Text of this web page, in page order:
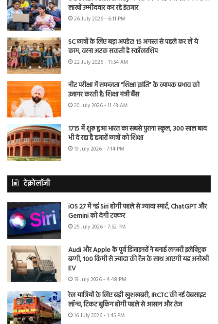
लाखों उम्मीदवार कर रहे इंतजार
26 July 2026 - 6:11 PM
SC छात्रों के लिए बड़ा अपडेट! 15 अगस्त से पहले कर लें ये
काम, वरना अटक सकती है स्कॉलरशिप
22 July 2026 - 11:54 AM
नीट परीक्षा में सफलता “शिक्षा क्रांति” के व्यापक प्रभाव को
उजागर करती है: शिक्षा मंत्री बैंस
20 July 2026 - 11:43 AM
1715 में शुरू हुआ भारत का सबसे पुराना स्कूल, 300 साल बाद
भी दे रहा है हजारों छात्रों को शिक्षा
19 July 2026 - 7:14 PM
टेक्नोलॉजी
iOS 27 में नई Siri होगी पहले से ज्यादा स्मार्ट, ChatGPT और
Gemini को देगी टक्कर
25 July 2026 - 7:52 PM
Audi और Apple के पूर्व डिजाइनरों ने बनाई लग्जरी इलेक्ट्रिक
बग्गी, 100 किमी से ज्यादा की रेंज के साथ आएगी यह अनोखी
EV
19 July 2026 - 4:48 PM
रेल यात्रियों के लिए बड़ी खुशखबरी, IRCTC की नई वेबसाइट
लॉन्च, टिकट बुकिंग होगी पहले से आसान और तेज
16 July 2026 - 1:45 PM